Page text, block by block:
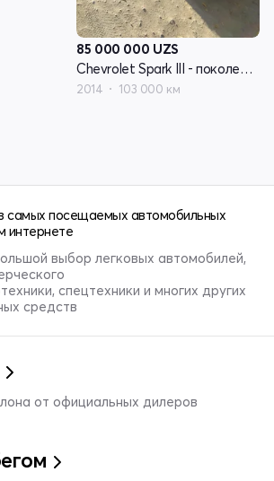
85 000 000 UZS
Chevrolet Spark III - поколение
2014 103 000 км
самых посещаемых автомобильных
интернете
выбор легковых автомобилей,
спецтехники и многих других
средств
от официальных дилеров